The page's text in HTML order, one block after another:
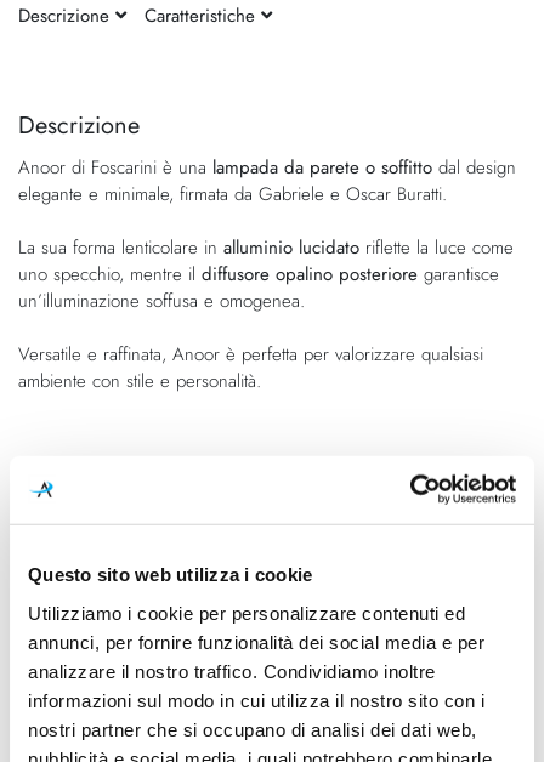
Questo sito web utilizza i cookie
Utilizziamo i cookie per personalizzare contenuti ed
annunci, per fornire funzionalità dei social media e per
analizzare il nostro traffico. Condividiamo inoltre
informazioni sul modo in cui utilizza il nostro sito con i
nostri partner che si occupano di analisi dei dati web,
fine
galleria
di
della
di
immagini
Descrizione
Anoor di Foscarini è una lampada da parete o soffitto dal design
elegante e minimale, firmata da Gabriele e Oscar Buratti.
La sua forma lenticolare in alluminio lucidato riflette la luce come
uno specchio, mentre il diffusore opalino posteriore garantisce
un’illuminazione soffusa e omogenea.
Versatile e raffinata, Anoor è perfetta per valorizzare qualsiasi
ambiente con stile e personalità.
Caratteristiche
Cod.Art.
Designer
2700K
Ø 360mm - H. 84mm
Sorgente luminosa
Led integrato
Potenza e attacco
18,5W - 2700K - 2112lm - CRI
>90
Descrizione
Caratteristiche